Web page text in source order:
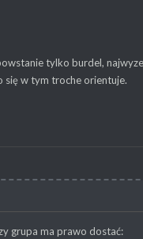
tylko burdel,
się w tym troche orientuje.
grupa ma prawo dostać: